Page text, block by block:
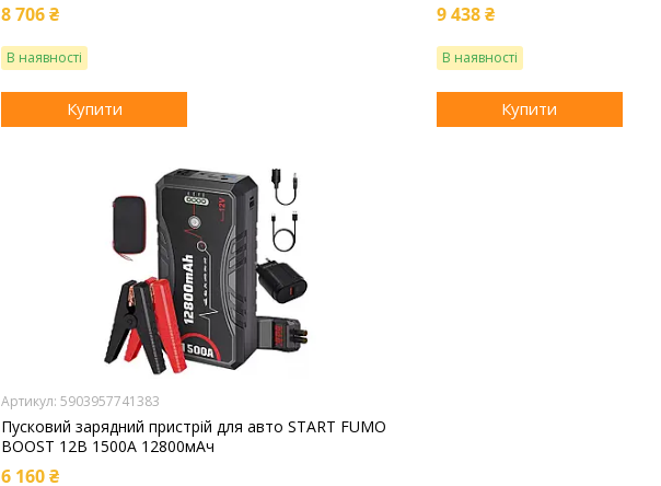
8 706 ₴
В наявності
Купити
9 438 ₴
В наявності
Купити
5903957741383
Пусковий зарядний пристрій для авто START FUMO
BOOST 12В 1500А 12800мАч
6 160 ₴